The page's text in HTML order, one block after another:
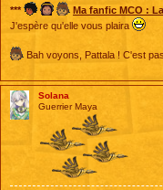
*** Ma fanfic MCO :
J'espère qu'elle vous plaira
Bah voyons, Pattala ! C'est
Solana
Guerrier Maya